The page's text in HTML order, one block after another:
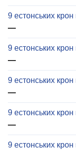
9 естонських
—
9 естонських крон
—
9 естонських крон
—
9 естонських
—
9 естонських